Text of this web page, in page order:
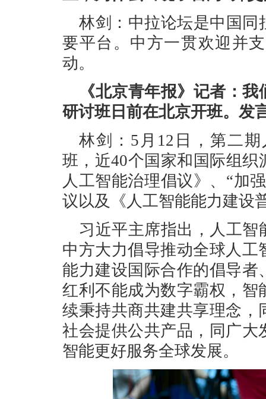
林剑：中拉论坛是中国同
要平台。中方一贯欢迎并
动。
《北京青年报》记者：
研讨班日前在北京开班。发
林剑：5月12日，第二
班，近40个国家和国际组
人工智能治理倡议》、“加
议以及《人工智能能力建设
习近平主席指出，人工
中方大力倡导推动全球人
能力建设国际合作的倡导
红利不能成为数字霸权，
续秉持共商共建共享理念
社会提供公共产品，同广
智能更好服务全球发展。